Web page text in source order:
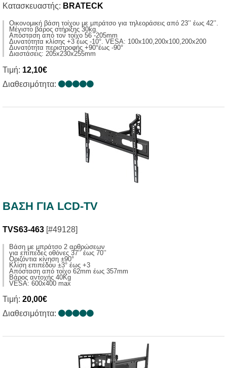
Κατασκευαστής: BRATECK
Οικονομική βάση τοίχου με μπράτσο για τηλεοράσεις από 23’’ έως 42’’.
Μέγιστο βάρος στήριξης 30kg.
Απόσταση από τον τοίχο 56 -205mm
Δυνατότητα κλίσης +3 έως -10°. VESA: 100x100,200x100,200x200
Δυνατότητα περιστροφής +90°έως -90°
Διαστάσεις: 205x230x255mm
Τιμή: 12,10€
Διαθεσιμότητα:
ΒΑΣΗ ΓΙΑ LCD-TV
TVS63-463 [#49128]
Βάση με μπράτσο 2 αρθρώσεων
για επίπεδες οθόνες 37’’ έως 70’’
Οριζόντια κίνηση ±90°
Κλίση επιπέδου ±3° έως +3
Απόσταση από τοίχο 62mm έως 357mm
Βάρος αντοχής 40Kg
VESA: 600x400 max
Τιμή: 20,00€
Διαθεσιμότητα: